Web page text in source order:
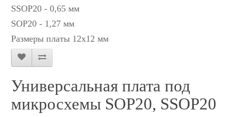
SSOP20 - 0,65 мм
SOP20 - 1,27 мм
Размеры платы 12х12 мм
Универсальная плата под
микросхемы SOP20, SSOP20